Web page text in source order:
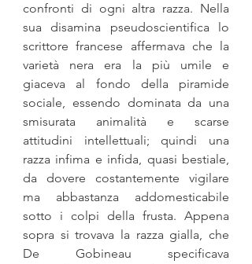
confronti di ogni altra razza. Nella
sua disamina pseudoscienti­fica lo
scrittore francese affermava che la
varietà nera era la più umile e
giaceva al fondo della piramide
sociale, essendo domi­nata da una
smisurata animalità e scarse
attitudini intellettuali; quindi una
razza infima e infida, quasi bestiale,
da dovere costan­temente vigilare
ma abbastanza addomesticabile
sotto i colpi della frusta. Appena
sopra si trovava la razza gialla, che
De Gobineau speci­ficava